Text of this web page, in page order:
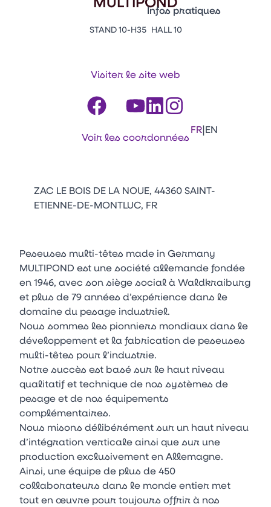
Vitrine Innovations
Emballages
Infos pratiques
Contacts
Appuyez sur Entrée pour
Facebook
FR|EN
STAND 10-H35 HALL 10
Visiter le site web
Voir les coordonnées
ZAC LE BOIS DE LA NOUE, 44360 SAINT-
ETIENNE-DE-MONTLUC, FR
Peseuses multi-têtes made in Germany
MULTIPOND est une société allemande fondée
en 1946, avec son siège social à Waldkraiburg
et plus de 79 années d’expérience dans le
domaine du pesage industriel.
Nous sommes les pionniers mondiaux dans le
développement et la fabrication de peseuses
multi-têtes pour l’industrie.
Notre succès est basé sur le haut niveau
qualitatif et technique de nos systèmes de
pesage et de nos équipements
complémentaires.
Nous misons délibérément sur un haut niveau
d’intégration verticale ainsi que sur une
production exclusivement en Allemagne.
Ainsi, une équipe de plus de 450
collaborateurs dans le monde entier met
tout en œuvre pour toujours offrir à nos